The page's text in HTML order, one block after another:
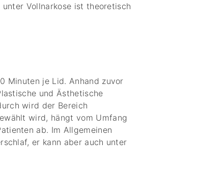
Vollnarkose ist theoretisch
Minuten je Lid. Anhand zuvor
und Ästhetische
wird der Bereich
wird, hängt vom Umfang
ab. Im Allgemeinen
er kann aber auch unter